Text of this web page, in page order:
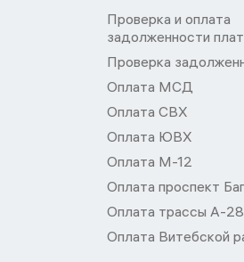
Проверка и оплата
задолженности
Проверка
Оплата МСД
Оплата СВХ
Оплата ЮВХ
Оплата М-12
Оплата проспект
Оплата трассы А-
Оплата Витебской